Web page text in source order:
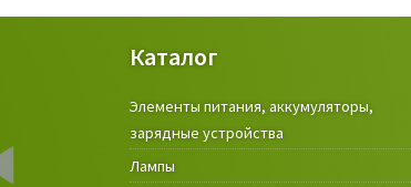
Каталог
Элементы питания, аккумуляторы,
зарядные устройства
Лампы